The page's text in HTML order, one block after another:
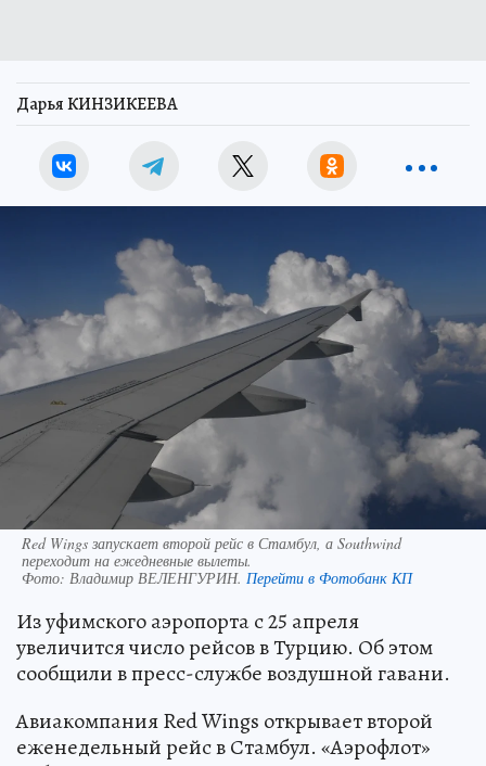
Дарья КИНЗИКЕЕВА
Red Wings запускает второй рейс в Стамбул, а Southwind
переходит на ежедневные вылеты.
Фото: Владимир ВЕЛЕНГУРИН. Перейти в Фотобанк КП
Из уфимского аэропорта с 25 апреля
увеличится число рейсов в Турцию. Об этом
сообщили в пресс-службе воздушной гавани.
Авиакомпания Red Wings открывает второй
еженедельный рейс в Стамбул. «Аэрофлот»